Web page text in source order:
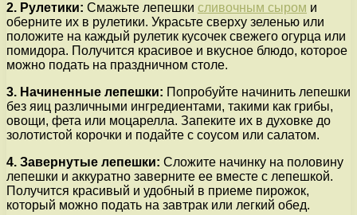
2. Рулетики: Смажьте лепешки сливочным сыром и
оберните их в рулетики. Украсьте сверху зеленью или
положите на каждый рулетик кусочек свежего огурца или
помидора. Получится красивое и вкусное блюдо, которое
можно подать на праздничном столе.
3. Начиненные лепешки: Попробуйте начинить лепешки
без яиц различными ингредиентами, такими как грибы,
овощи, фета или моцарелла. Запеките их в духовке до
золотистой корочки и подайте с соусом или салатом.
4. Завернутые лепешки: Сложите начинку на половину
лепешки и аккуратно заверните ее вместе с лепешкой.
Получится красивый и удобный в приеме пирожок,
который можно подать на завтрак или легкий обед.